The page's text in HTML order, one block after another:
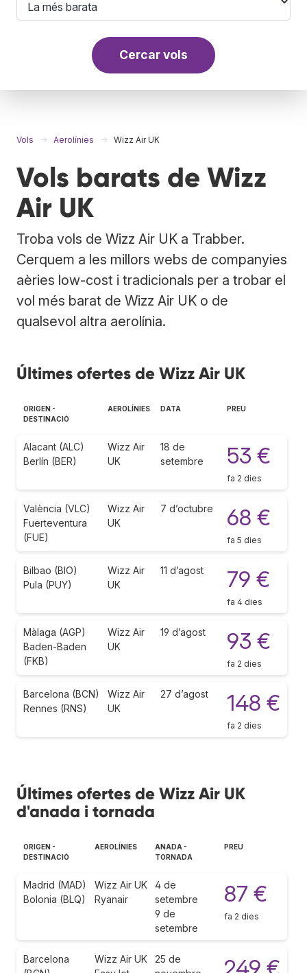
Cercar vols
Vols Aerolínies Wizz Air UK
Vols barats de Wizz
Air UK
Troba vols de Wizz Air UK a Trabber.
Cerquem a les millors webs de companyies
aèries low-cost i tradicionals per a trobar el
vol més barat de Wizz Air UK o de
qualsevol altra aerolínia.
Últimes ofertes de Wizz Air UK
ORIGEN -
DESTINACIÓ
AEROLÍNIES DATA PREU
Alacant (ALC)
Berlín (BER)
Wizz Air
UK
18 de
setembre
53 €
fa 2 dies
València (VLC)
Fuerteventura
(FUE)
Wizz Air
UK
7 d’octubre 68 €
fa 5 dies
Bilbao (BIO)
Pula (PUY)
Wizz Air
UK
11 d’agost 79 €
fa 4 dies
Màlaga (AGP)
Baden-Baden
(FKB)
Wizz Air
UK
19 d’agost 93 €
fa 2 dies
Barcelona (BCN)
Rennes (RNS)
Wizz Air
UK
27 d’agost 148 €
fa 2 dies
Últimes ofertes de Wizz Air UK
d'anada i tornada
ORIGEN -
DESTINACIÓ
AEROLÍNIES
ANADA -
TORNADA
PREU
Madrid (MAD)
Bolonia (BLQ)
Wizz Air UK
Ryanair
4 de
setembre
9 de
setembre
87 €
fa 2 dies
Barcelona
Wizz Air UK
25 de